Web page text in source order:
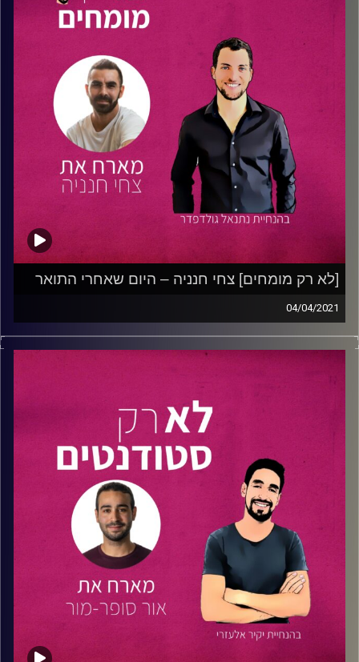
ארז נהרג במהלך חילופי אש באירוע חדירת מחבלים ליד קיבוץ
נחל עוז דרך מנהרה. היה בן תשע-עשרה בנפלו. הוא הובא
למנוחות בבית העלמין הצבאי בחיפה. הותיר הורים ושתי אחיות.
הפרק בהשתתפות אילן שגיא אבא של ארז וסרן עומרי אלקבץ
חבר של ארז מהפנימייה הצבאית. עורך הפרק, יקיר אלעזרי.
קרדיט תמונות:נתנאל גולדפדר
[לא רק מומחים] צחי חנניה – היום שאחרי התואר
04/04/2021
בפרק נוסף של סדרת המומחים מארח נתנאל אתצחי חנניה–
יזם חברתי, איש חינוך,פודקאסטרומאמן עסקי ואישי.
לעולם העבודה ביום שאחרי התואר. באמצעות ניפוץ המיתוסים
והשיחה המרתקת צחי ונתנאל שופכים אור על מהם הדברים
שחשוב להתמקד בהם, על איך לצלוח את התואר, להנות ממנו
וגם להפיק ממנו את המירב, ועוד.
התחלתם כבר את התואר ואתם חושבים כבר על סופו? רוצים
להתחיל את הלימודים אך חוששים מעולם התעסוקה? הפרק
הזה הוא בשבילכם!
דברים שעלו במהלך הפרק:
ספר – חכמת האדישות – מארק מנסון
כוחו של הרגל– דוהיג צרלס